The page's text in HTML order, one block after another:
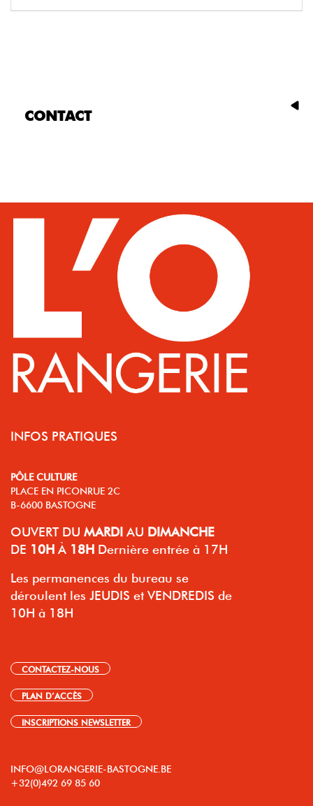
CONTACT
INFOS PRATIQUES
PÔLE CULTURE
PLACE EN PICONRUE 2C
B-6600 BASTOGNE
OUVERT DU MARDI AU DIMANCHE
DE 10H À 18H Dernière entrée à 17H
Les permanences du bureau se
déroulent les JEUDIS et VENDREDIS de
10H à 18H
CONTACTEZ-NOUS
PLAN D’ACCÈS
INSCRIPTIONS NEWSLETTER
INFO@LORANGERIE-BASTOGNE.BE
+32(0)492 69 85 60